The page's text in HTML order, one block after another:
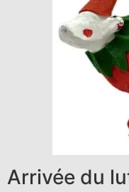
Arrivée du